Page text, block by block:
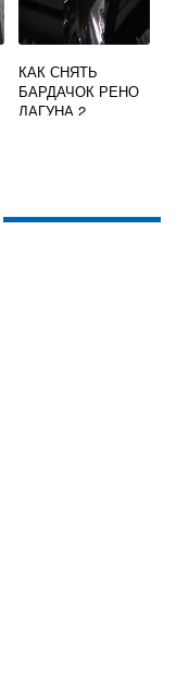
КАК СНЯТЬ
БАРДАЧОК РЕНО
ЛАГУНА 2